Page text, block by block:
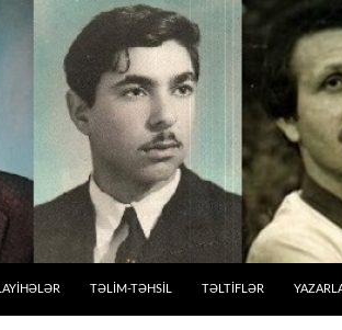
LAYİHƏLƏR TƏLIM-TƏHSIL TƏLTİFLƏR